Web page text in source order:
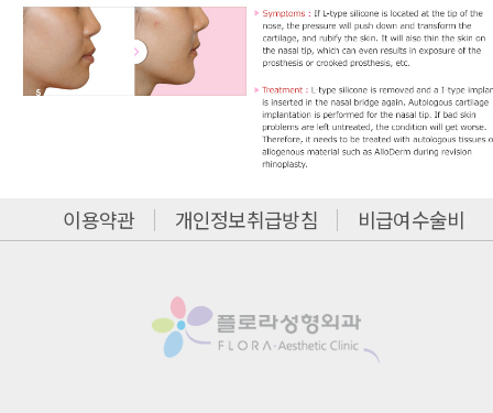
이용약관 개인정보취급방침 비급여수술비